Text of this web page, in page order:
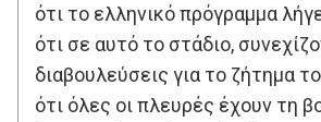
ότι το ελληνικό πρόγραμμα
ότι σε αυτό το στάδιο,
διαβουλεύσεις για το ζήτημα
ότι όλες οι πλευρές έχουν τη